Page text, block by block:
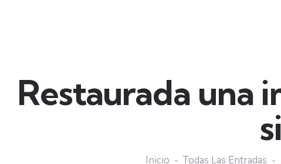
Restaurada una
Inicio Todas Las Entradas